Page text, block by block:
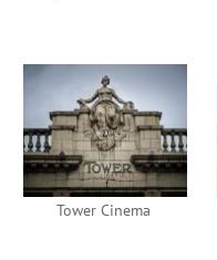
Tower Cinema